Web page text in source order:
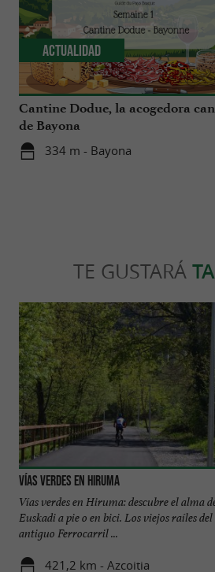
Cantine Dodue, la acogedora
de Bayona
334 m - Bayona
Actualidad
TE GUSTARÁ
Vías verdes en Hiruma
Vías verdes en Hiruma: descubre el alma
Euskadi a pie o en bici. Los viejos raíles del
antiguo Ferrocarril ...
421,2 km - Azcoitia